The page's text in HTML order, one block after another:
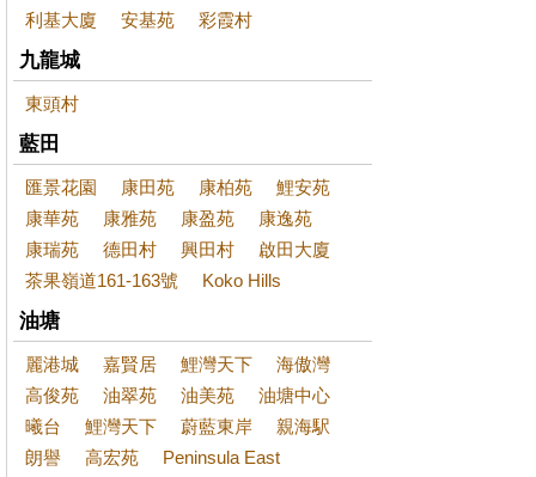
利基大廈 安基苑 彩霞村
九龍城
東頭村
藍田
匯景花園 康田苑 康柏苑
鯉安苑
康華苑
康雅苑 康盈苑
康逸苑
康瑞苑
德田村 興田村
啟田大廈
茶果嶺道161-163號
Koko Hills
油塘
麗港城 嘉賢居 鯉灣天下
海傲灣
高俊苑
油翠苑 油美苑
油塘中心
曦台
鯉灣天下 蔚藍東岸
親海駅
朗譽
高宏苑
Peninsula East